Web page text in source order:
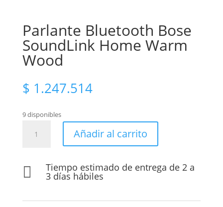
Parlante Bluetooth Bose
SoundLink Home Warm
Wood
$ 1.247.514
9 disponibles
Bluetooth
Añadir al carrito
 Tiempo estimado de entrega de 2 a
3 días hábiles